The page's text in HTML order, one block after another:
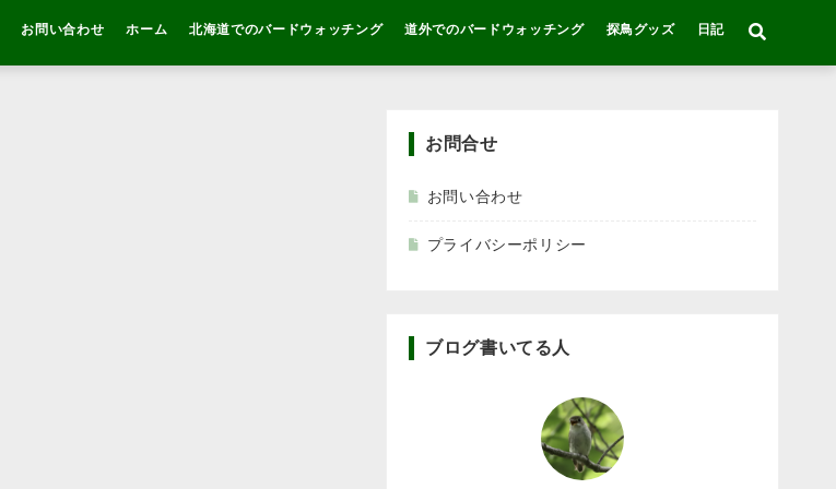
お問い合わせ ホーム 北海道でのバードウォッチング 道外でのバードウォッチング 探鳥グッズ 日記
お問合せ
お問い合わせ
プライバシーポリシー
ブログ書いてる人